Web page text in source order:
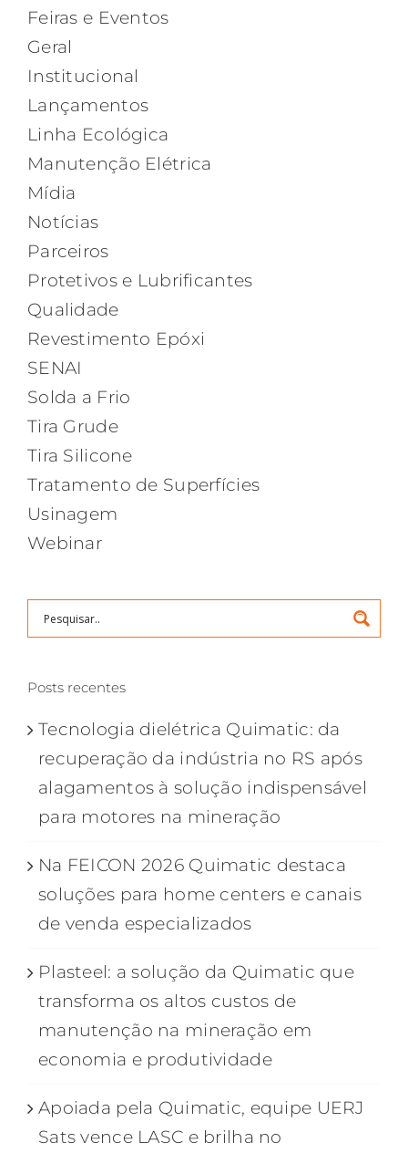
Feiras e Eventos
Geral
Institucional
Lançamentos
Linha Ecológica
Manutenção Elétrica
Mídia
Notícias
Parceiros
Protetivos e Lubrificantes
Qualidade
Revestimento Epóxi
SENAI
Solda a Frio
Tira Grude
Tira Silicone
Tratamento de Superfícies
Usinagem
Webinar
Posts recentes
Tecnologia dielétrica Quimatic: da
recuperação da indústria no RS após
alagamentos à solução indispensável
para motores na mineração
Na FEICON 2026 Quimatic destaca
soluções para home centers e canais
de venda especializados
Plasteel: a solução da Quimatic que
transforma os altos custos de
manutenção na mineração em
economia e produtividade
Apoiada pela Quimatic, equipe UERJ
Sats vence LASC e brilha no